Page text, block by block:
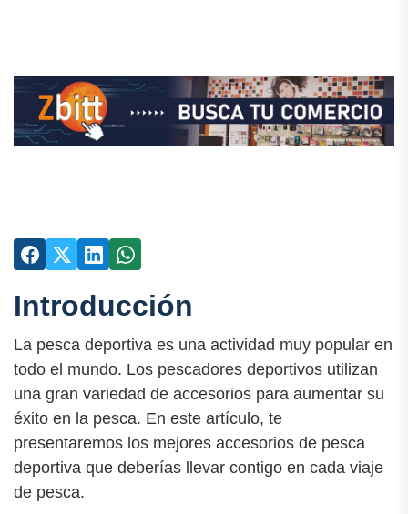
Introducción
La pesca deportiva es una actividad muy popular en
todo el mundo. Los pescadores deportivos utilizan
una gran variedad de accesorios para aumentar su
éxito en la pesca. En este artículo, te
presentaremos los mejores accesorios de pesca
deportiva que deberías llevar contigo en cada viaje
de pesca.